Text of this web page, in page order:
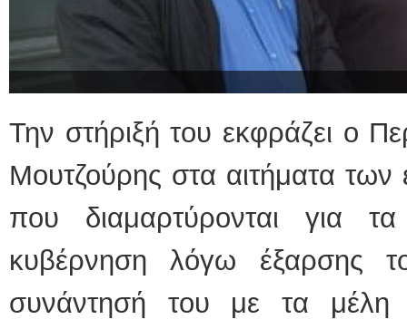
Την στήριξή του εκφράζει ο
Μουτζούρης στα αιτήματα
που διαμαρτύρονται για
κυβέρνηση λόγω έξαρσης
συνάντησή του με τα